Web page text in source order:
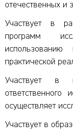
отечественных и
Участвует в
программ
практической
Участвует в
ответственного
осуществляет
Участвует в